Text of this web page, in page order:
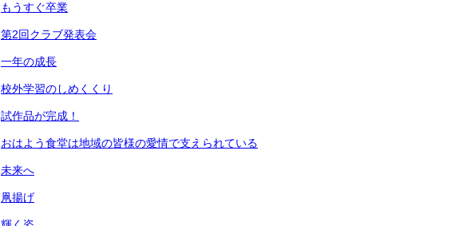
もうすぐ卒業
第2回クラブ発表会
一年の成長
校外学習のしめくくり
試作品が完成！
おはよう食堂は地域の皆様の愛情で支えられている
未来へ
凧揚げ